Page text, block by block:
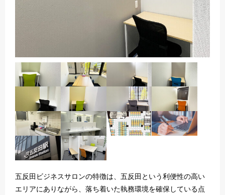
五反田ビジネスサロンの特徴は、五反田という利便性の高い
エリアにありながら、落ち着いた執務環境を確保している点